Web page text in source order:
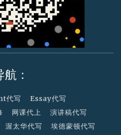
航：
代写
Essay代写
网课代上
演讲稿代写
渥太华代写
埃德蒙顿代写